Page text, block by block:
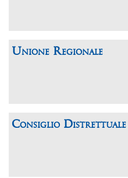
Unione Regionale
Consiglio